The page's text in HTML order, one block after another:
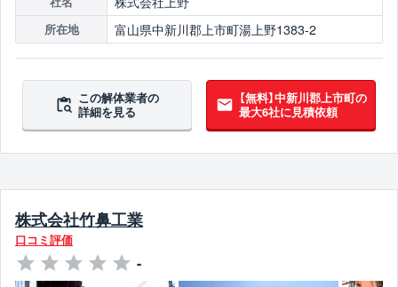
所在地 富山県中新川郡上市町湯上野1383-2
この解体業者の
詳細を見る
【無料】中新川郡上市町の
最大6社に見積依頼
株式会社竹鼻工業
口コミ評価
-